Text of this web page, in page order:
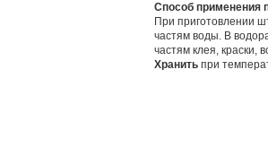
Способ применения
При приготовлении
частям воды. В
частям клея, краски,
Хранить при